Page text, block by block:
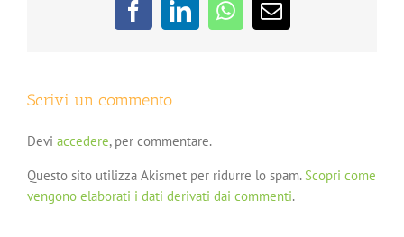
FacebookLinkedInWhatsApp
Email
Scrivi un commento
Devi accedere, per commentare.
Questo sito utilizza Akismet per ridurre lo spam. Scopri come
vengono elaborati i dati derivati dai commenti.